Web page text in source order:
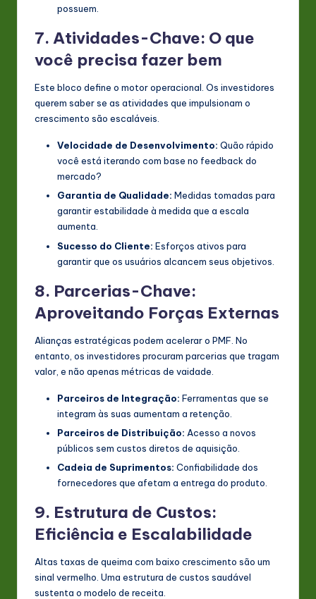
possuem.
7. Atividades-Chave: O que
você precisa fazer bem
Este bloco define o motor operacional. Os investidores
querem saber se as atividades que impulsionam o
crescimento são escaláveis.
Velocidade de Desenvolvimento: Quão rápido
você está iterando com base no feedback do
mercado?
Garantia de Qualidade: Medidas tomadas para
garantir estabilidade à medida que a escala
aumenta.
Sucesso do Cliente: Esforços ativos para
garantir que os usuários alcancem seus objetivos.
8. Parcerias-Chave:
Aproveitando Forças Externas
Alianças estratégicas podem acelerar o PMF. No
entanto, os investidores procuram parcerias que tragam
valor, e não apenas métricas de vaidade.
Parceiros de Integração: Ferramentas que se
integram às suas aumentam a retenção.
Parceiros de Distribuição: Acesso a novos
públicos sem custos diretos de aquisição.
Cadeia de Suprimentos: Confiabilidade dos
fornecedores que afetam a entrega do produto.
9. Estrutura de Custos:
Eficiência e Escalabilidade
Altas taxas de queima com baixo crescimento são um
sinal vermelho. Uma estrutura de custos saudável
sustenta o modelo de receita.